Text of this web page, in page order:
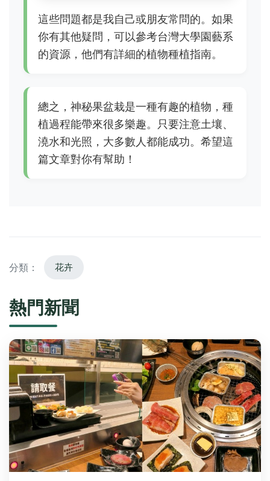
這些問題都是我自己或朋友常問的。如果
你有其他疑問，可以參考台灣大學園藝系
的資源，他們有詳細的植物種植指南。
總之，神秘果盆栽是一種有趣的植物，種
植過程能帶來很多樂趣。只要注意土壤、
澆水和光照，大多數人都能成功。希望這
篇文章對你有幫助！
分類： 花卉
熱門新聞